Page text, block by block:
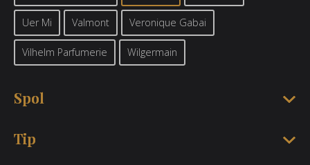
Uer Mi Valmont Veronique Gabai
Vilhelm Parfumerie Wilgermain
Spol
Tip